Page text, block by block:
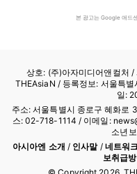
본 광고는 Google 애드
상호: (주)아자미디어앤컬처 /
THEAsiaN / 등록정보: 서울특
일:
주소: 서울특별시 종로구 혜화
스: 02-718-1114 / 이메일:
소년
아시아엔 소개 / 인사말/ 네트워크
보취급